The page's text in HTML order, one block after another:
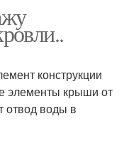
конструкции
элементы крыши от
отвод воды в